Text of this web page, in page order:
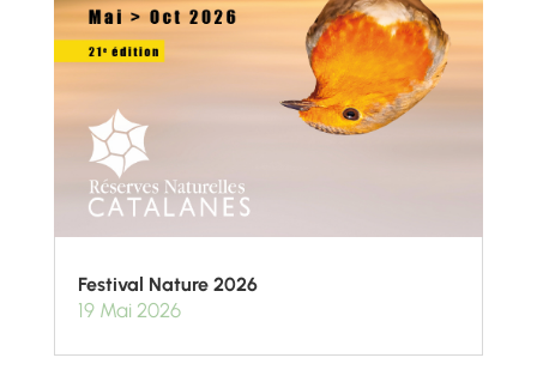
Festival Nature 2026
19 Mai 2026